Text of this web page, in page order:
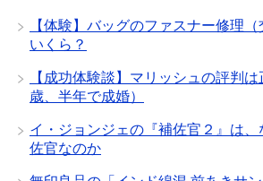
【体験】バッグのファスナー修理
いくら？
【成功体験談】マリッシュの評判
歳、半年で成婚）
イ・ジョンジェの『補佐官２』は
佐官なのか